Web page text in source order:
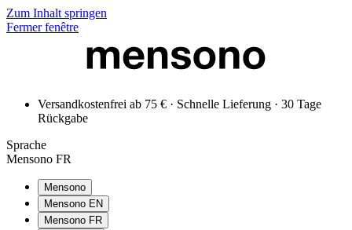
Zum Inhalt springen
Fermer fenêtre
Versandkostenfrei ab 75 € · Schnelle Lieferung · 30 Tage
Rückgabe
Sprache
Mensono FR
Mensono
Mensono EN
Mensono FR